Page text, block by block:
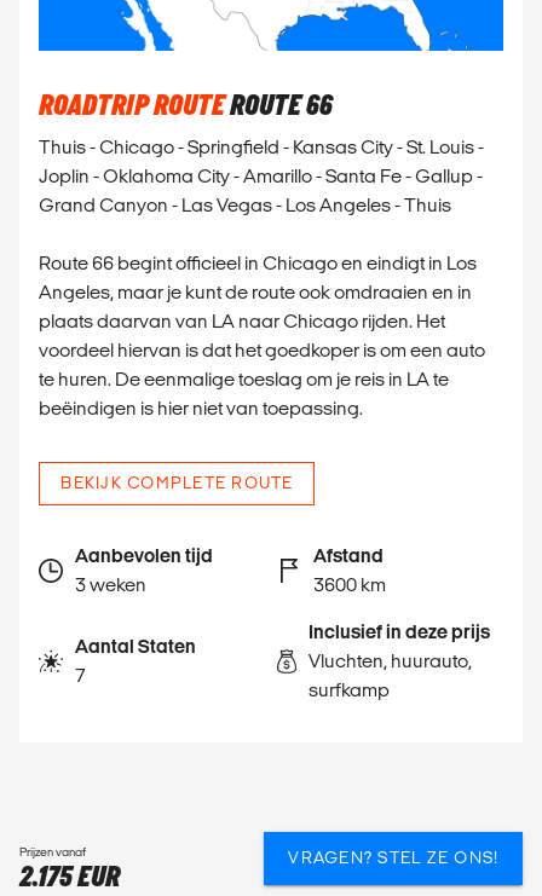
ROADTRIP ROUTEROUTE 66
Thuis - Chicago - Springfield - Kansas City - St. Louis -
Joplin - Oklahoma City - Amarillo - Santa Fe - Gallup -
Grand Canyon - Las Vegas - Los Angeles - Thuis
Route 66 begint officieel in Chicago en eindigt in Los
Angeles, maar je kunt de route ook omdraaien en in
plaats daarvan van LA naar Chicago rijden. Het
voordeel hiervan is dat het goedkoper is om een auto
te huren. De eenmalige toeslag om je reis in LA te
beëindigen is hier niet van toepassing.
BEKIJK COMPLETE ROUTE
Aanbevolen tijd
3 weken
Afstand
3600 km
Aantal Staten
7
Inclusief in deze prijs
Vluchten, huurauto,
surfkamp
Prijzen vanaf
2.175 EUR
VRAGEN? STEL ZE ONS!